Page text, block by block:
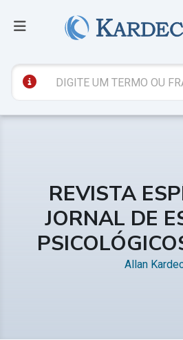
REVISTA
JORNAL DE
Allan